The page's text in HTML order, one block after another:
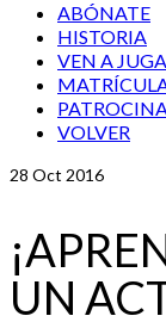
ABÓNATE
HISTORIA
VEN A
VOLVER
28 Oct 2016
UN